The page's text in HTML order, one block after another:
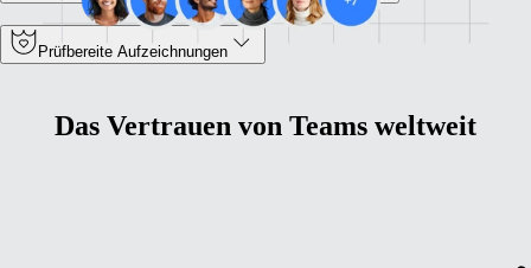
Prüfbereite Aufzeichnungen
Das Vertrauen von Teams weltweit